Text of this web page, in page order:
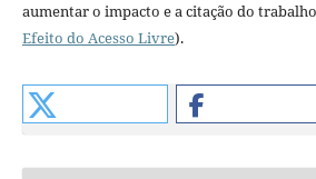
aumentar o impacto e a citação do
Efeito do Acesso Livre).